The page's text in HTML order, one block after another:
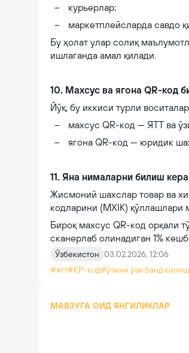
курьерлар;
маркетплейсларда савдо
Бу ҳолат улар солиқ
ишлаганда амал қилади.
10. Махсус ва ягона QR-код
Йўқ, бу иккиси турли
махсус QR-код — ЯТТ ва
ягона QR-код — юридик
11. Яна нималарни билиш
Жисмоний шахслар товар ва
кодларини (MXIK) қўллашлари
Бироқ махсус QR-код орқали
сканерлаб олинадиган 1%
Ўзбекистон 03.02.2026, 12:06
#ятт#ҚР-код#ўзини ўзи банд қилиш
МАВЗУГА ОИД ЯНГИЛИКЛАР